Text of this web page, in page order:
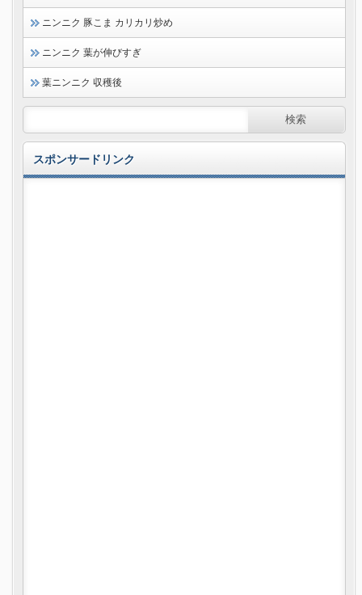
ニンニク 豚こま カリカリ炒め
ニンニク 葉が伸びすぎ
葉ニンニク 収穫後
スポンサードリンク